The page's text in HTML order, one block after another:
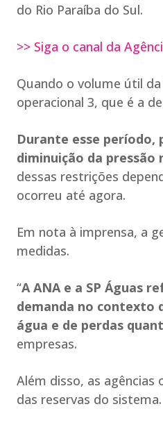
do Rio Paraíba do Sul.
>> Siga o canal da
Quando o volume útil
operacional 3, que é a
Durante esse período,
diminuição da
dessas restrições
ocorreu até agora.
Em nota à imprensa, a
medidas.
“A ANA e a SP Águas
demanda no contexto
água e de perdas
empresas.
Além disso, as agências
das reservas do sistema.